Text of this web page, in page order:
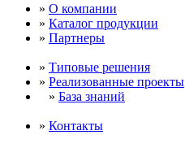
» О компании
» Каталог продукции
» Партнеры
» Типовые решения
» Реализованные проекты
» База знаний
» Контакты